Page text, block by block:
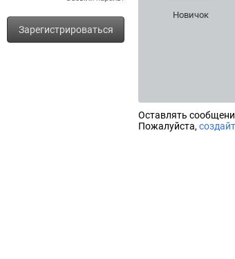
Зарегистрироваться
Новичок
Оставлять
Пожалуйста,